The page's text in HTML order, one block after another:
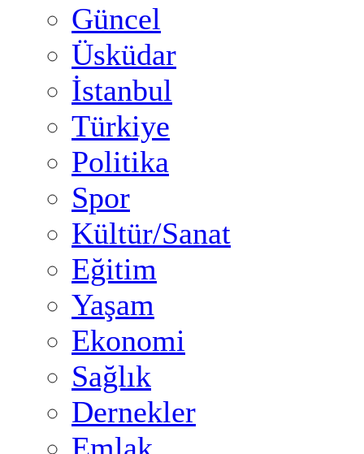
Güncel
Üsküdar
İstanbul
Türkiye
Politika
Spor
Kültür/Sanat
Eğitim
Yaşam
Ekonomi
Sağlık
Dernekler
Emlak